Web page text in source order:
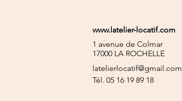
www.latelier-locatif.com
1 avenue de Colmar
17000 LA ROCHELLE
latelierlocatif@gmail.com
Tél. 05 16 19 89 18